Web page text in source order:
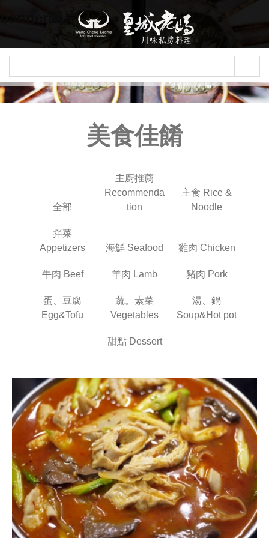
Jump to navigation
美食佳餚
全部
主廚推薦
Recommenda
tion
主食 Rice &
Noodle
拌菜
Appetizers
海鮮 Seafood 雞肉 Chicken
牛肉 Beef 羊肉 Lamb 豬肉 Pork
蛋、豆腐
Egg&Tofu
蔬。素菜
Vegetables
湯、鍋
Soup&Hot pot
甜點 Dessert